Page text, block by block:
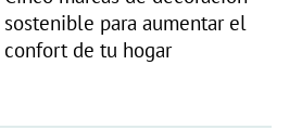
sostenible para aumentar el
confort de tu hogar